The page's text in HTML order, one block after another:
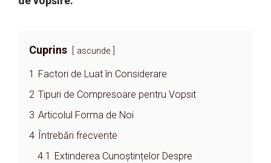
Cuprins ascunde
1
Factori de Luat în Considerare
2 Tipuri de Compresoare pentru Vopsit
3 Articolul Forma de Noi
4
Întrebări frecvente
4.1
Extinderea Cunoștințelor Despre